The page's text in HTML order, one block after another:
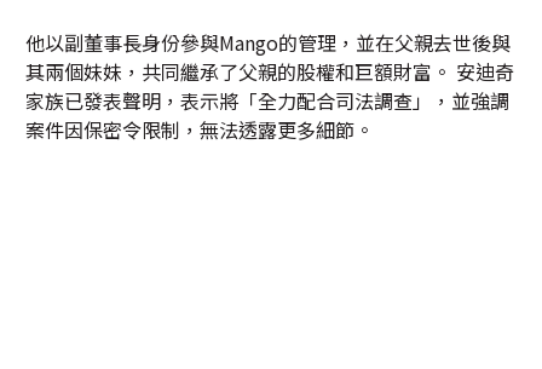
他以副董事長身份參與Mango的管理，並在父親去世後與
其兩個妹妹，共同繼承了父親的股權和巨額財富。 安迪奇
家族已發表聲明，表示將「全力配合司法調查」，並強調
案件因保密令限制，無法透露更多細節。